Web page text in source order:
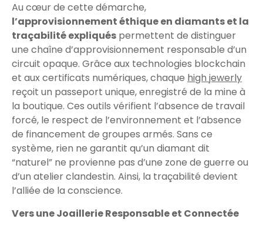
Au cœur de cette démarche,
l’approvisionnement éthique en diamants et la
traçabilité expliqués permettent de distinguer
une chaîne d’approvisionnement responsable d’un
circuit opaque. Grâce aux technologies blockchain
et aux certificats numériques, chaque high jewerly
reçoit un passeport unique, enregistré de la mine à
la boutique. Ces outils vérifient l’absence de travail
forcé, le respect de l’environnement et l’absence
de financement de groupes armés. Sans ce
système, rien ne garantit qu’un diamant dit
“naturel” ne provienne pas d’une zone de guerre ou
d’un atelier clandestin. Ainsi, la traçabilité devient
l’alliée de la conscience.
Vers une Joaillerie Responsable et Connectée